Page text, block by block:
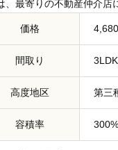
最寄りの不動産仲介店
価格
間取り 3LDK
高度地区 第三
容積率 300%